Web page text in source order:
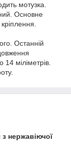
мотузка.
Основне
Останній
міліметрів.
з нержавіючої